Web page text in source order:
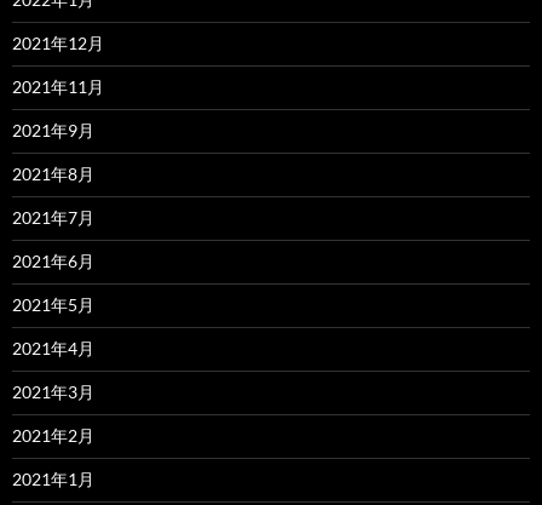
2021年12月
2021年11月
2021年9月
2021年8月
2021年7月
2021年6月
2021年5月
2021年4月
2021年3月
2021年2月
2021年1月